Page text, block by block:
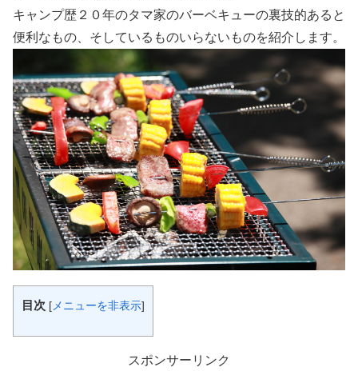
キャンプ歴２０年のタマ家のバーベキューの裏技的あると
便利なもの、そしているものいらないものを紹介します。
目次 [ メニューを非表示]
スポンサーリンク